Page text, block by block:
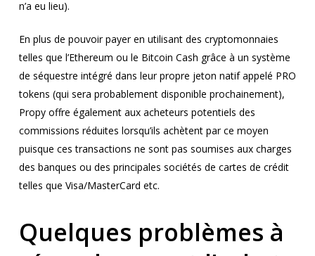
n’a eu lieu).
En plus de pouvoir payer en utilisant des cryptomonnaies
telles que l’Ethereum ou le Bitcoin Cash grâce à un système
de séquestre intégré dans leur propre jeton natif appelé PRO
tokens (qui sera probablement disponible prochainement),
Propy offre également aux acheteurs potentiels des
commissions réduites lorsqu’ils achètent par ce moyen
puisque ces transactions ne sont pas soumises aux charges
des banques ou des principales sociétés de cartes de crédit
telles que Visa/MasterCard etc.
Quelques problèmes à